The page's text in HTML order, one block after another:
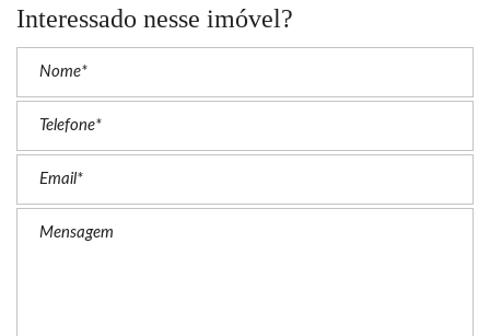
Interessado nesse imóvel?